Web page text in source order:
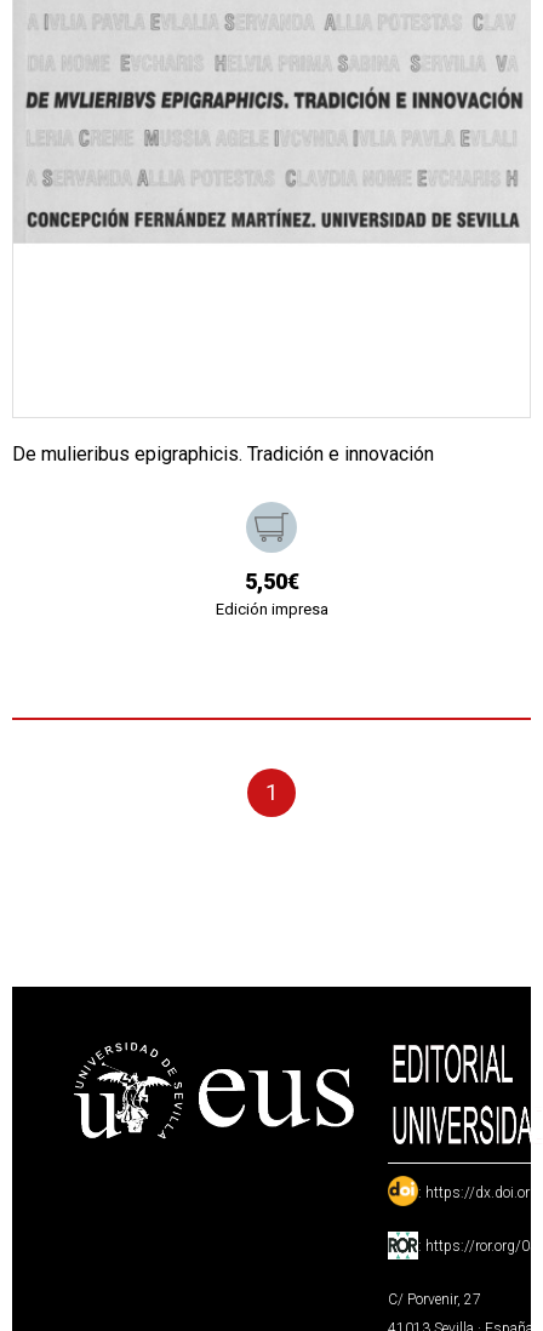
De mulieribus epigraphicis. Tradición e innovación
5,50€
Edición impresa
1
: https://
: https://ror.org/
C/ Porvenir, 27